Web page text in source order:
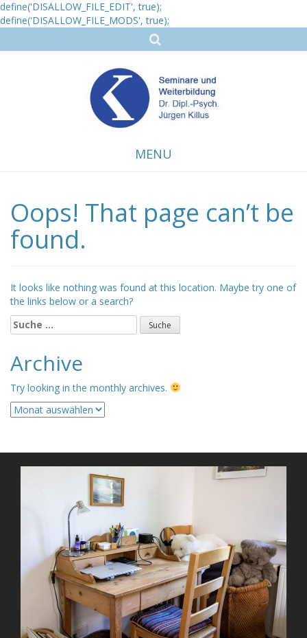
define('DISALLOW_FILE_EDIT', true);
define('DISALLOW_FILE_MODS', true);
MENU
to
content
Oops! That page can’t be
found.
It looks like nothing was found at this location. Maybe try one of
the links below or a search?
Suche
nach:
Archive
Try looking in the monthly archives.
Archive